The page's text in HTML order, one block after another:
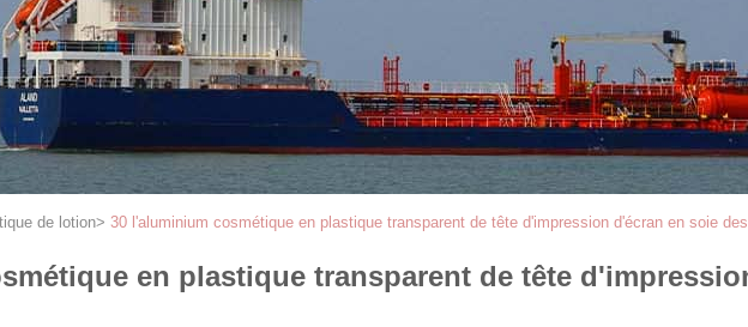
de lotion> 30 l'aluminium cosmétique en plastique transparent de tête d'impression d'écran en soie
en plastique transparent de tête